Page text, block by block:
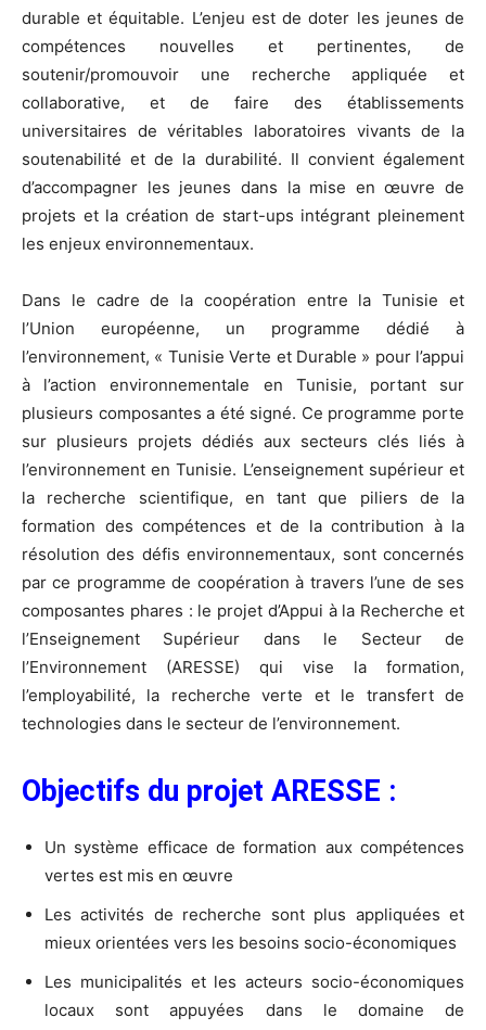
durable et équitable. L’enjeu est de doter les jeunes de
compétences nouvelles et pertinentes, de
soutenir/promouvoir une recherche appliquée et
collaborative, et de faire des établissements
universitaires de véritables laboratoires vivants de la
soutenabilité et de la durabilité. Il convient également
d’accompagner les jeunes dans la mise en œuvre de
projets et la création de start-ups intégrant pleinement
les enjeux environnementaux.
Dans le cadre de la coopération entre la Tunisie et
l’Union européenne, un programme dédié à
l’environnement, « Tunisie Verte et Durable » pour l’appui
à l’action environnementale en Tunisie, portant sur
plusieurs composantes a été signé. Ce programme porte
sur plusieurs projets dédiés aux secteurs clés liés à
l’environnement en Tunisie. L’enseignement supérieur et
la recherche scientifique, en tant que piliers de la
formation des compétences et de la contribution à la
résolution des défis environnementaux, sont concernés
par ce programme de coopération à travers l’une de ses
composantes phares : le projet d’Appui à la Recherche et
l’Enseignement Supérieur dans le Secteur de
l’Environnement (ARESSE) qui vise la formation,
l’employabilité, la recherche verte et le transfert de
technologies dans le secteur de l’environnement.
Objectifs du projet ARESSE :
Un système efficace de formation aux compétences
vertes est mis en œuvre
Les activités de recherche sont plus appliquées et
mieux orientées vers les besoins socio-économiques
Les municipalités et les acteurs socio-économiques
locaux sont appuyées dans le domaine de